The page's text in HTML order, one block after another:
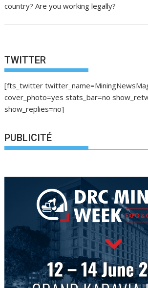
country? Are you working legally?
TWITTER
[fts_twitter
cover_photo=yes stats_bar=no
show_replies=no]
PUBLICITÉ